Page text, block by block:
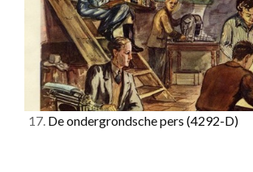
17. De ondergrondsche pers (4292-D)